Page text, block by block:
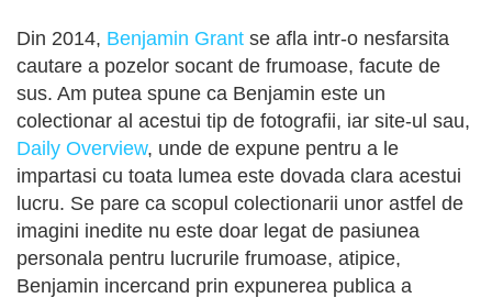
Din 2014, Benjamin Grant se afla intr-o nesfarsita
cautare a pozelor socant de frumoase, facute de
sus. Am putea spune ca Benjamin este un
colectionar al acestui tip de fotografii, iar site-ul sau,
Daily Overview, unde de expune pentru a le
impartasi cu toata lumea este dovada clara acestui
lucru. Se pare ca scopul colectionarii unor astfel de
imagini inedite nu este doar legat de pasiunea
personala pentru lucrurile frumoase, atipice,
Benjamin incercand prin expunerea publica a